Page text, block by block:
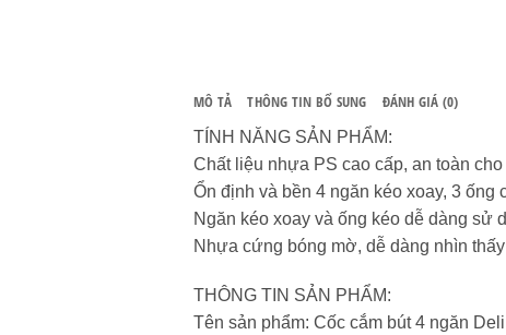
MÔ TẢ THÔNG TIN BỔ SUNG ĐÁNH GIÁ (0)
TÍNH NĂNG SẢN PHẨM:
️Chất liệu nhựa PS cao cấp, an toàn
️Ổn định và bền 4 ngăn kéo xoay, 3 ống
️Ngăn kéo xoay và ống kéo dễ dàng sử
️Nhựa cứng bóng mờ, dễ dàng nhìn
THÔNG TIN SẢN PHẨM:
Tên sản phẩm: Cốc cắm bút 4 ngăn Deli